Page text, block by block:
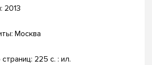
2013
Москва
225 с. : ил.